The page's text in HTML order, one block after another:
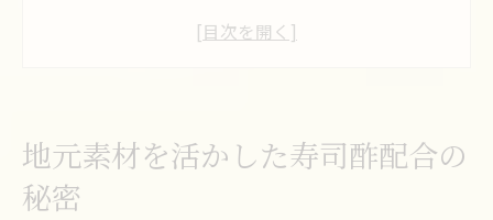
寿司をより美味しくする富士酢の魅力とは
家庭で再現できる寿司の酢の黄金比
地元素材を活かした寿司酢配合の
秘密